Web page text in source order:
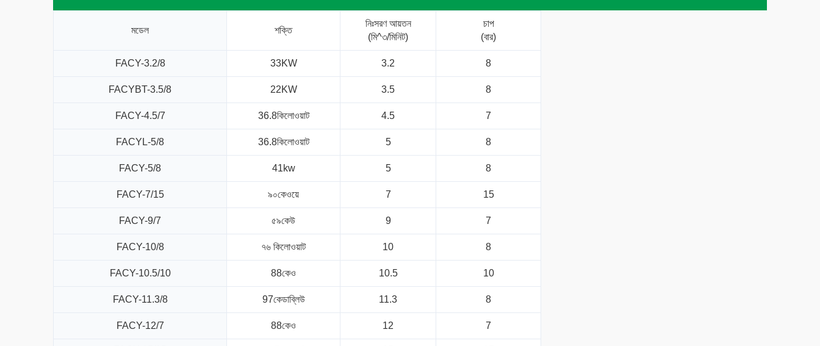
মডেল শক্তি
নিঃসরণ আয়তন
(মি^৩/মিনিট)
চাপ
(বার)
FACY-3.2/8 33KW 3.2 8
FACYBT-3.5/8 22KW 3.5 8
FACY-4.5/7 36.8কিলোওয়াট 4.5 7
FACYL-5/8 36.8কিলোওয়াট 5 8
FACY-5/8 41kw 5 8
FACY-7/15 ৯০কেওয়ে 7 15
FACY-9/7 ৫৯কেউ 9 7
FACY-10/8 ৭৬ কিলোওয়াট 10 8
FACY-10.5/10 88কেও 10.5 10
FACY-11.3/8 97কেডাব্লিউ 11.3 8
FACY-12/7 88কেও 12 7